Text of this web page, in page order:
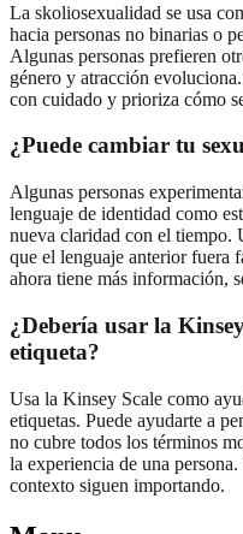
La skoliosexualidad se usa
hacia personas no binarias o
Algunas personas prefieren
género y atracción
con cuidado y prioriza cómo
¿Puede cambiar tu
Algunas personas
lenguaje de identidad como
nueva claridad con el tiempo.
que el lenguaje anterior fuera
ahora tiene más información,
¿Debería usar la
etiqueta?
Usa la Kinsey Scale como
etiquetas. Puede ayudarte a
no cubre todos los términos
la experiencia de una
contexto siguen importando.